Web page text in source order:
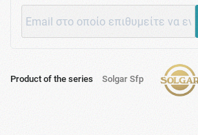
Product of the series Solgar Sfp